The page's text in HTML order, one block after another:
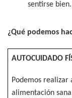
sentirse bien.
¿Qué podemos
AUTOCUIDADO
Podemos realizar
alimentación